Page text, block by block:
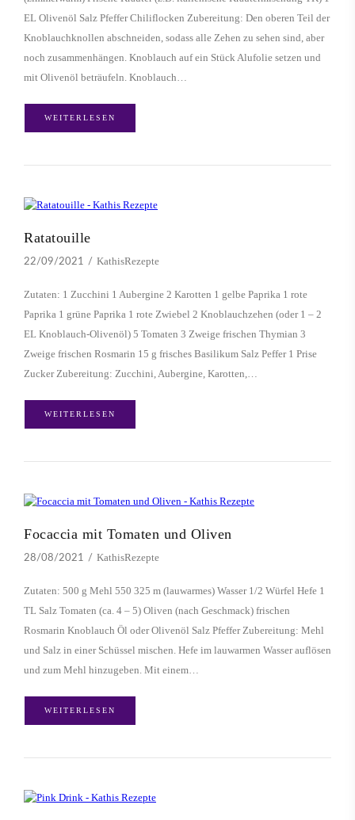
EL Olivenöl Salz Pfeffer Chiliflocken Zubereitung: Den oberen Teil der
Knoblauchknollen abschneiden, sodass alle Zehen zu sehen sind, aber
noch zusammenhängen. Knoblauch auf ein Stück Alufolie setzen und
mit Olivenöl beträufeln. Knoblauch…
WEITERLESEN
Ratatouille
22/09/2021 KathisRezepte
Zutaten: 1 Zucchini 1 Aubergine 2 Karotten 1 gelbe Paprika 1 rote
Paprika 1 grüne Paprika 1 rote Zwiebel 2 Knoblauchzehen (oder 1 – 2
EL Knoblauch-Olivenöl) 5 Tomaten 3 Zweige frischen Thymian 3
Zweige frischen Rosmarin 15 g frisches Basilikum Salz Peffer 1 Prise
Zucker Zubereitung: Zucchini, Aubergine, Karotten,…
WEITERLESEN
Focaccia mit Tomaten und Oliven
28/08/2021 KathisRezepte
Zutaten: 500 g Mehl 550 325 m (lauwarmes) Wasser 1/2 Würfel Hefe 1
TL Salz Tomaten (ca. 4 – 5) Oliven (nach Geschmack) frischen
Rosmarin Knoblauch Öl oder Olivenöl Salz Pfeffer Zubereitung: Mehl
und Salz in einer Schüssel mischen. Hefe im lauwarmen Wasser auflösen
und zum Mehl hinzugeben. Mit einem…
WEITERLESEN